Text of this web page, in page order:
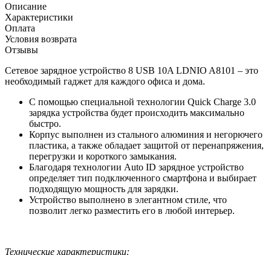
Описание
Характеристики
Оплата
Условия возврата
Отзывы
Сетевое зарядное устройство 8 USB 10A LDNIO A8101 – это
необходимый гаджет для каждого офиса и дома.
С помощью специальной технологии Quick Charge 3.0
зарядка устройства будет происходить максимально
быстро.
Корпус выполнен из стального алюминия и негорючего
пластика, а также обладает защитой от перенапряжения,
перегрузки и короткого замыкания.
Благодаря технологии Auto ID зарядное устройство
определяет тип подключенного смартфона и выбирает
подходящую мощность для зарядки.
Устройство выполнено в элегантном стиле, что
позволит легко разместить его в любой интерьер.
Технические характеристики: